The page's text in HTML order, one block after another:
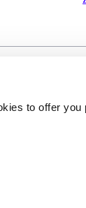
to offer